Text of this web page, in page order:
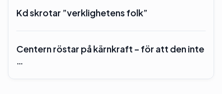
Kd skrotar ”verklighetens folk”
Centern röstar på kärnkraft – för att den inte
…